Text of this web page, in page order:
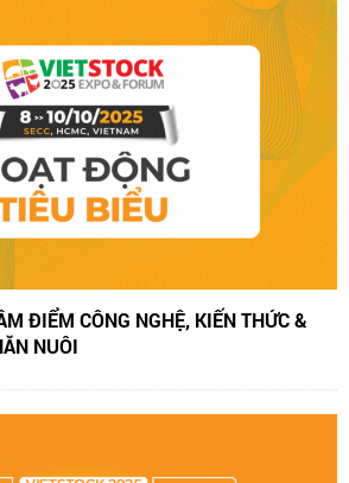
ĐIỂM CÔNG NGHỆ, KIẾN THỨC &
NUÔI